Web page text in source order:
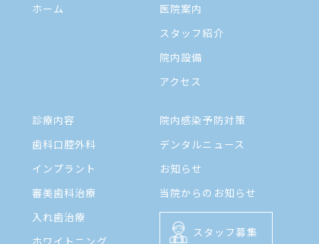
ホーム
医院案内
スタッフ紹介
院内設備
アクセス
診療内容
歯科口腔外科
インプラント
審美歯科治療
入れ歯治療
ホワイトニング
院内感染予防対策
デンタルニュース
お知らせ
当院からのお知らせ
スタッフ募集